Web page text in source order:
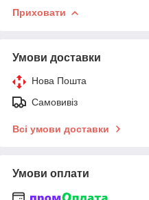
Приховати
Умови доставки
Нова Пошта
Самовивіз
Всі умови доставки
Умови оплати